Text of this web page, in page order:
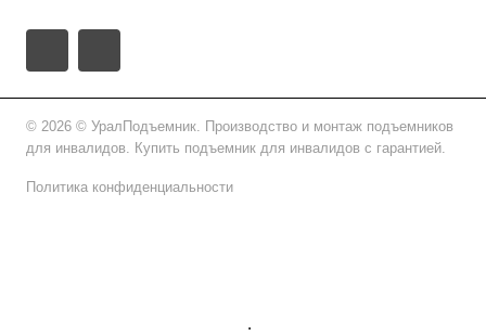
© 2026 © УралПодъемник. Производство и монтаж подъемников
для инвалидов. Купить подъемник для инвалидов с гарантией.
Политика конфиденциальности
.